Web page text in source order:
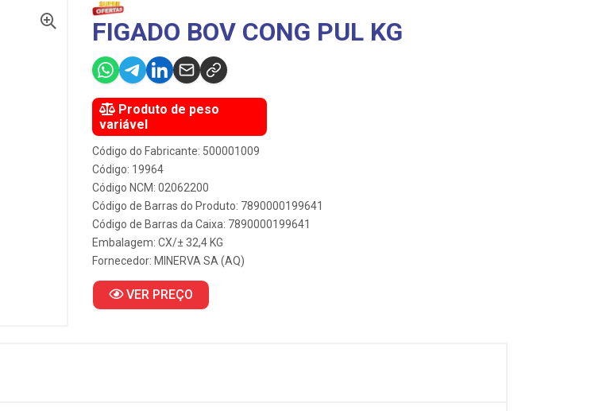
FIGADO BOV CONG PUL KG
Produto de peso
variável
Código do Fabricante: 500001009
Código: 19964
Código NCM: 02062200
Código de Barras do Produto: 7890000199641
Código de Barras da Caixa: 7890000199641
Embalagem: CX/± 32,4 KG
Fornecedor: MINERVA SA (AQ)
VER PREÇO